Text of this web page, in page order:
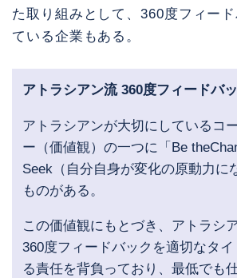
た取り組みとして、360度フィー
ている企業もある。
アトラシアン流 360度フィードバ
アトラシアンが大切にしているコ
ー（価値観）の一つに「Be
Seek（自分自身が変化の原動力に
ものがある。
この価値観にもとづき、アトラシ
360度フィードバックを適切なタ
る責任を背負っており、最低でも